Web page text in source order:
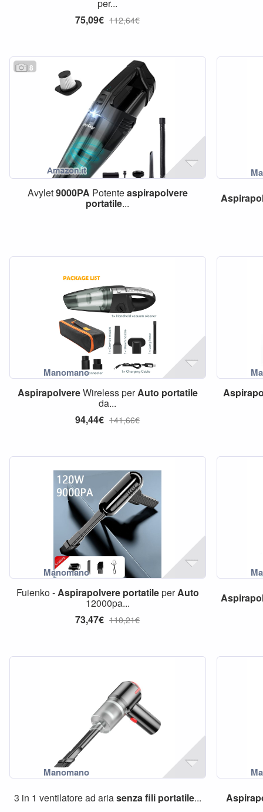
per...
75,09€ 112,64€
8
Avylet9000PA Potenteaspirapolvere
portatile...
AspirapolvereWireless perAuto portatile
da...
94,44€ 141,66€
Fuienko -Aspirapolvere portatileperAuto
12000pa...
73,47€ 110,21€
3 in 1 ventilatore ad ariasenzafili portatile...